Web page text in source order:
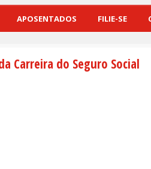
APOSENTADOS FILIE-SE
Carreira do Seguro Social